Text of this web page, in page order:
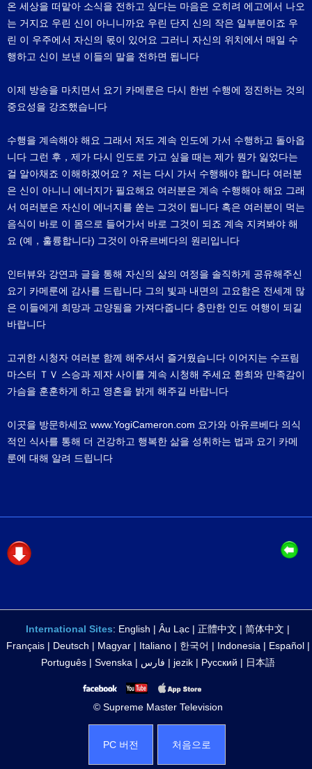
온 세상을 떠맡아 소식을 전하고 싶다는 마음은 오히려 에고에서 나오
는 거지요 우린 신이 아니니까요 우린 단지 신의 작은 일부분이죠 우
린 이 우주에서 자신의 몫이 있어요 그러니 자신의 위치에서 매일 수
행하고 신이 보낸 이들의 말을 전하면 됩니다
이제 방송을 마치면서 요기 카메룬은 다시 한번 수행에 정진하는 것의
중요성을 강조했습니다
수행을 계속해야 해요 그래서 저도 계속 인도에 가서 수행하고 돌아옵
니다 그런 후，제가 다시 인도로 가고 싶을 때는 제가 뭔가 잃었다는
걸 알아채죠 이해하겠어요？ 저는 다시 가서 수행해야 합니다 여러분
은 신이 아니니 에너지가 필요해요 여러분은 계속 수행해야 해요 그래
서 여러분은 자신이 에너지를 쏟는 그것이 됩니다 혹은 여러분이 먹는
음식이 바로 이 몸으로 들어가서 바로 그것이 되죠 계속 지켜봐야 해
요 (예，훌륭합니다) 그것이 아유르베다의 원리입니다
인터뷰와 강연과 글을 통해 자신의 삶의 여정을 솔직하게 공유해주신
요기 카메룬에 감사를 드립니다 그의 빛과 내면의 고요함은 전세계 많
은 이들에게 희망과 고양됨을 가져다줍니다 충만한 인도 여행이 되길
바랍니다
고귀한 시청자 여러분 함께 해주셔서 즐거웠습니다 이어지는 수프림
마스터 ＴＶ 스승과 제자 사이를 계속 시청해 주세요 환희와 만족감이
가슴을 훈훈하게 하고 영혼을 밝게 해주길 바랍니다
이곳을 방문하세요 www.YogiCameron.com 요가와 아유르베다 의식
적인 식사를 통해 더 건강하고 행복한 삶을 성취하는 법과 요기 카메
룬에 대해 알려 드립니다
International Sites: English | Âu Lạc | 正體中文 | 简体中文 |
Français| Deutsch | Magyar| Italiano| 한국어 | Indonesia | Español|
Português| Svenska | فارس | jezik| Русский | 日本語
© Supreme Master Television
PC 버전 처음으로